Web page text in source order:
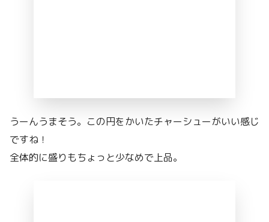
うーんうまそう。この円をかいたチャーシューがいい感じ
ですね！
全体的に盛りもちょっと少なめで上品。